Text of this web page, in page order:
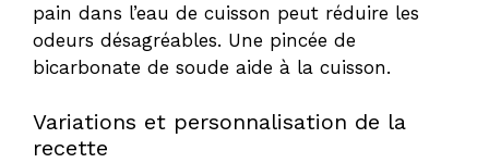
pain dans l’eau de cuisson peut réduire les
odeurs désagréables. Une pincée de
bicarbonate de soude aide à la cuisson.
Variations et personnalisation de la
recette